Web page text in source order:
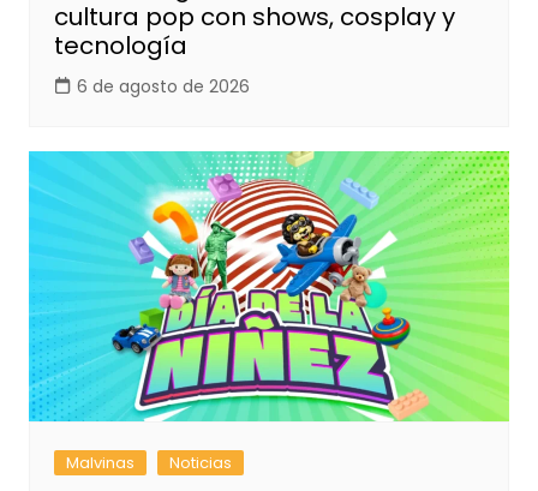
cultura pop con shows, cosplay y
tecnología
6 de agosto de 2026
Malvinas Noticias